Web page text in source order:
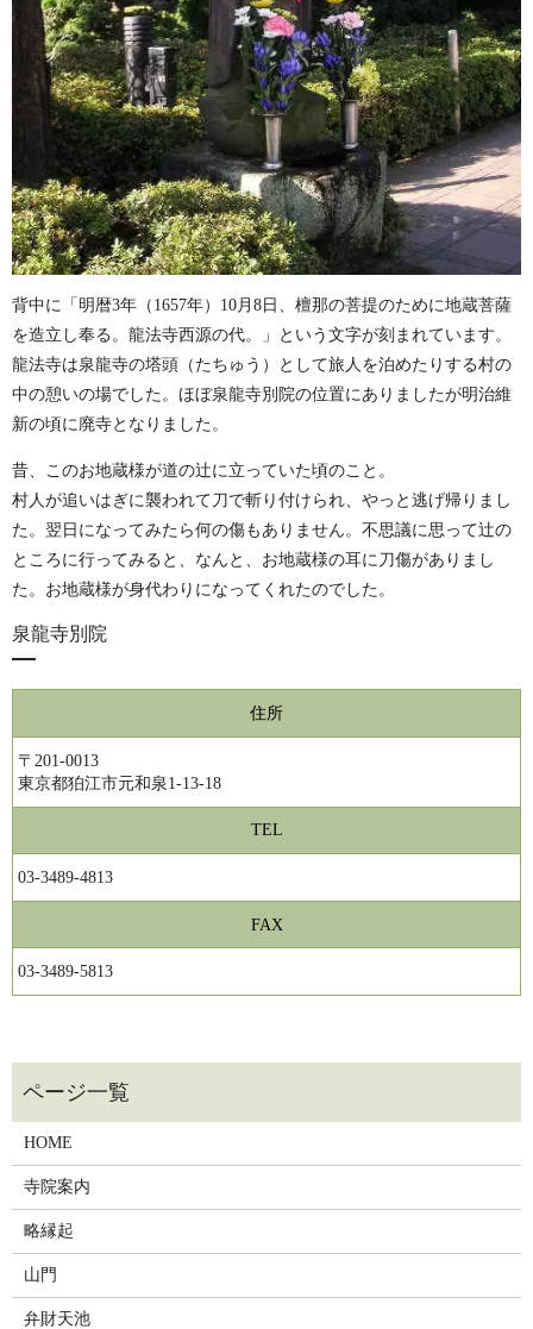
背中に「明暦3年（1657年）10月8日、檀那の菩提のために地蔵菩薩
を造立し奉る。龍法寺西源の代。」という文字が刻まれています。
龍法寺は泉龍寺の塔頭（たちゅう）として旅人を泊めたりする村の
中の憩いの場でした。ほぼ泉龍寺別院の位置にありましたが明治維
新の頃に廃寺となりました。
昔、このお地蔵様が道の辻に立っていた頃のこと。
村人が追いはぎに襲われて刀で斬り付けられ、やっと逃げ帰りまし
た。翌日になってみたら何の傷もありません。不思議に思って辻の
ところに行ってみると、なんと、お地蔵様の耳に刀傷がありまし
た。お地蔵様が身代わりになってくれたのでした。
泉龍寺別院
住所
〒201-0013
東京都狛江市元和泉1-13-18
TEL
03-3489-4813
FAX
03-3489-5813
HOME
寺院案内
略縁起
山門
弁財天池